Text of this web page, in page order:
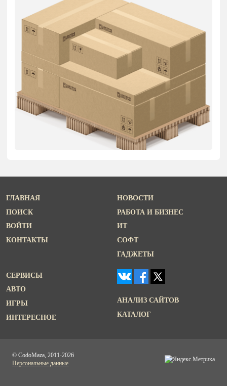
ГЛАВНАЯ
ПОИСК
ВОЙТИ
КОНТАКТЫ
НОВОСТИ
РАБОТА И БИЗНЕС
ИТ
СОФТ
ГАДЖЕТЫ
СЕРВИСЫ
АВТО
ИГРЫ
ИНТЕРЕСНОЕ
АНАЛИЗ САЙТОВ
КАТАЛОГ
© CodoMaza, 2011-2026
Персональные данные